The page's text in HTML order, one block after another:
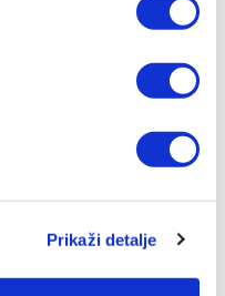
Prikaži detalje